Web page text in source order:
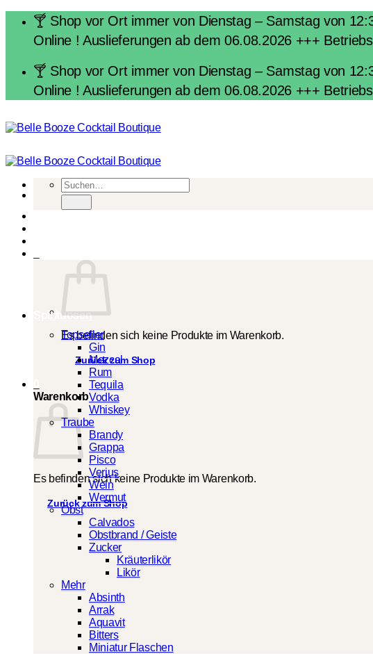
springen
🍸 Shop vor Ort immer von Dienstag – Samstag von
Online ! Auslieferungen ab dem 06.08.2026 +++
🍸 Shop vor Ort immer von Dienstag – Samstag von
Online ! Auslieferungen ab dem 06.08.2026 +++
Suchen
nach:
Es befinden sich keine Produkte im Warenkorb.
Zurück zum Shop
Warenkorb
Es befinden sich keine Produkte im Warenkorb.
Zurück zum Shop
Spirituosen
Topseller
Gin
Mezcal
Rum
Tequila
Vodka
Whiskey
Traube
Brandy
Grappa
Pisco
Verjus
Wein
Wermut
Obst
Calvados
Obstbrand / Geiste
Zucker
Kräuterlikör
Likör
Mehr
Absinth
Arrak
Aquavit
Bitters
Miniatur Flaschen